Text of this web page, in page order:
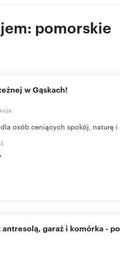
pomorskie
w Gąskach!
osób ceniących spokój, naturę
antresolą, garaż i komórka -